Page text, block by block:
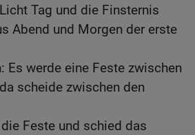
Tag und die Finsternis
Abend und Morgen der erste
Es werde eine Feste zwischen
scheide zwischen den
Feste und schied das